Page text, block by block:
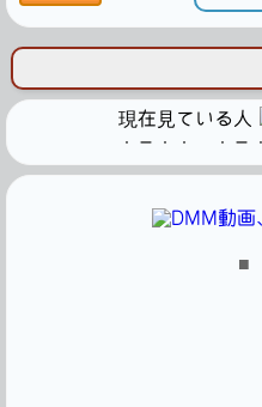
現在見ている人
・－・・ ・－
■